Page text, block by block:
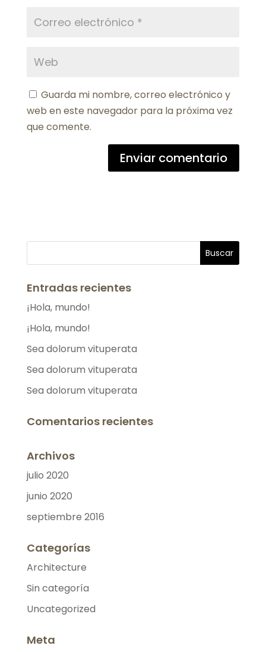
Guarda mi nombre, correo electrónico y
web en este navegador para la próxima vez
que comente.
Entradas recientes
¡Hola, mundo!
¡Hola, mundo!
Sea dolorum vituperata
Sea dolorum vituperata
Sea dolorum vituperata
Comentarios recientes
Archivos
julio 2020
junio 2020
septiembre 2016
Categorías
Architecture
Sin categoría
Uncategorized
Meta